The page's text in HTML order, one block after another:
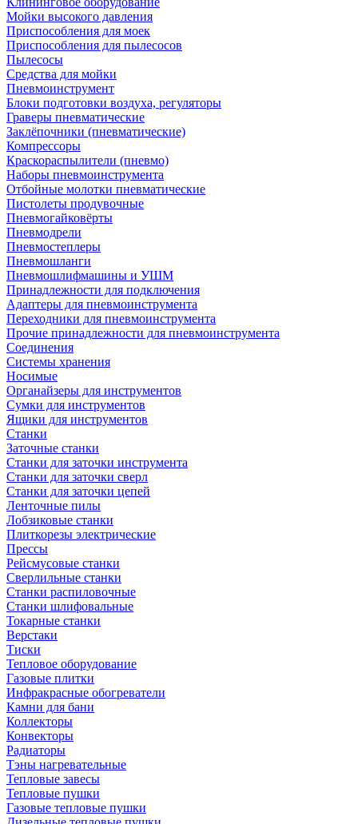
Мойки высокого давления
Приспособления для моек
Приспособления для пылесосов
Пылесосы
Средства для мойки
Пневмоинструмент
Блоки подготовки воздуха, регуляторы
Граверы пневматические
Заклёпочники (пневматические)
Компрессоры
Краскораспылители (пневмо)
Наборы пневмоинструмента
Отбойные молотки пневматические
Пистолеты продувочные
Пневмогайковёрты
Пневмодрели
Пневмостеплеры
Пневмошланги
Пневмошлифмашины и УШМ
Принадлежности для подключения
Адаптеры для пневмоинструмента
Переходники для пневмоинструмента
Прочие принадлежности для пневмоинструмента
Соединения
Системы хранения
Носимые
Органайзеры для инструментов
Сумки для инструментов
Ящики для инструментов
Станки
Заточные станки
Станки для заточки инструмента
Станки для заточки сверл
Станки для заточки цепей
Ленточные пилы
Лобзиковые станки
Плиткорезы электрические
Прессы
Рейсмусовые станки
Сверлильные станки
Станки распиловочные
Станки шлифовальные
Токарные станки
Верстаки
Тиски
Тепловое оборудование
Газовые плитки
Инфракрасные обогреватели
Камни для бани
Коллекторы
Конвекторы
Радиаторы
Тэны нагревательные
Тепловые завесы
Тепловые пушки
Газовые тепловые пушки